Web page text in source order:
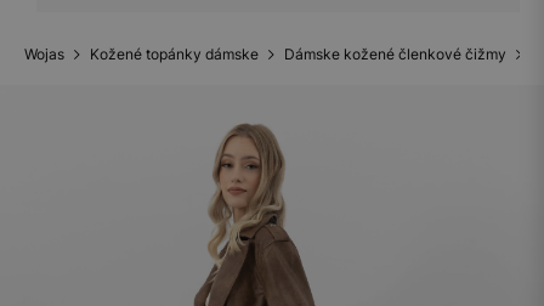
Wojas Kožené topánky dámske Dámske kožené členkové čižmy